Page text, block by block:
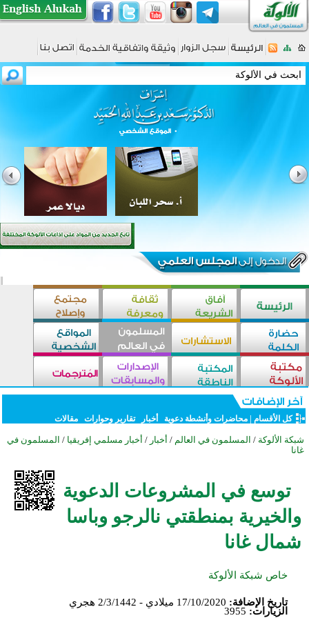
كل الأقسام |محاضرات وأنشطة دعوية أخبار تقارير وحوارات مقالات
شبكة الألوكة / المسلمون في العالم / أخبار / أخبار مسلمي إفريقيا / المسلمون في
غانا
توسع في المشروعات الدعوية
والخيرية بمنطقتي نالرجو وباسا
شمال غانا
خاص شبكة الألوكة
تاريخ الإضافة: 17/10/2020 ميلادي - 2/3/1442 هجري
الزيارات: 3955